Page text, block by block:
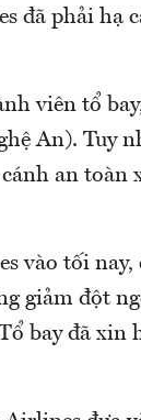
đã phải hạ
viên tổ
An). Tuy
an toàn
vào tối nay,
giảm đột
bay đã xin